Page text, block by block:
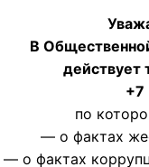
В
действует
по
— о фактах
— о фактах